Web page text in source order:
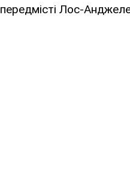
передмісті Лос-